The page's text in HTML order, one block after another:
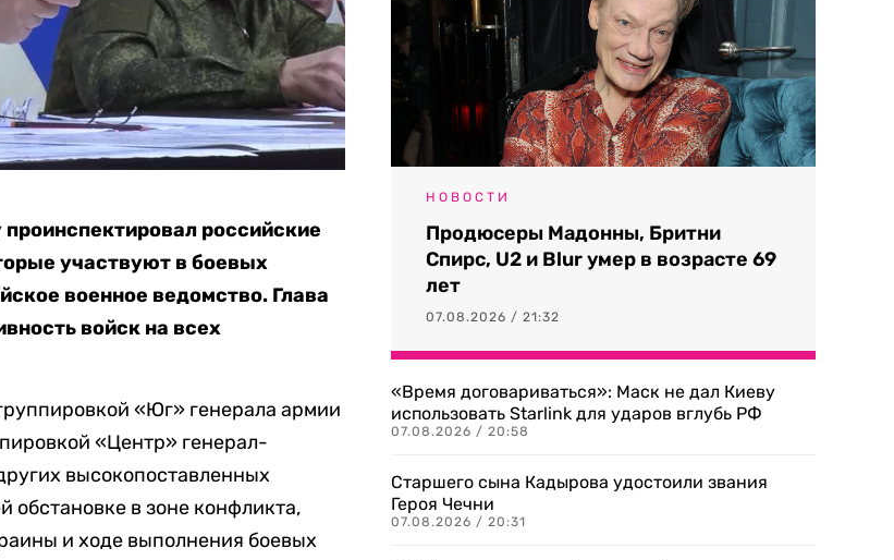
проинспектировал российские
участвуют в боевых
военное ведомство. Глава
войск на всех
«Юг» генерала армии
«Центр» генерал-
высокопоставленных
обстановке в зоне конфликта,
и ходе выполнения боевых
НОВОСТИ
Продюсеры Мадонны, Бритни
Спирс, U2 и Blur умер в возрасте 69
лет
07.08.2026 / 21:32
«Время договариваться»: Маск не дал Киеву
использовать Starlink для ударов вглубь РФ
07.08.2026 / 20:58
Старшего сына Кадырова удостоили звания
Героя Чечни
07.08.2026 / 20:31